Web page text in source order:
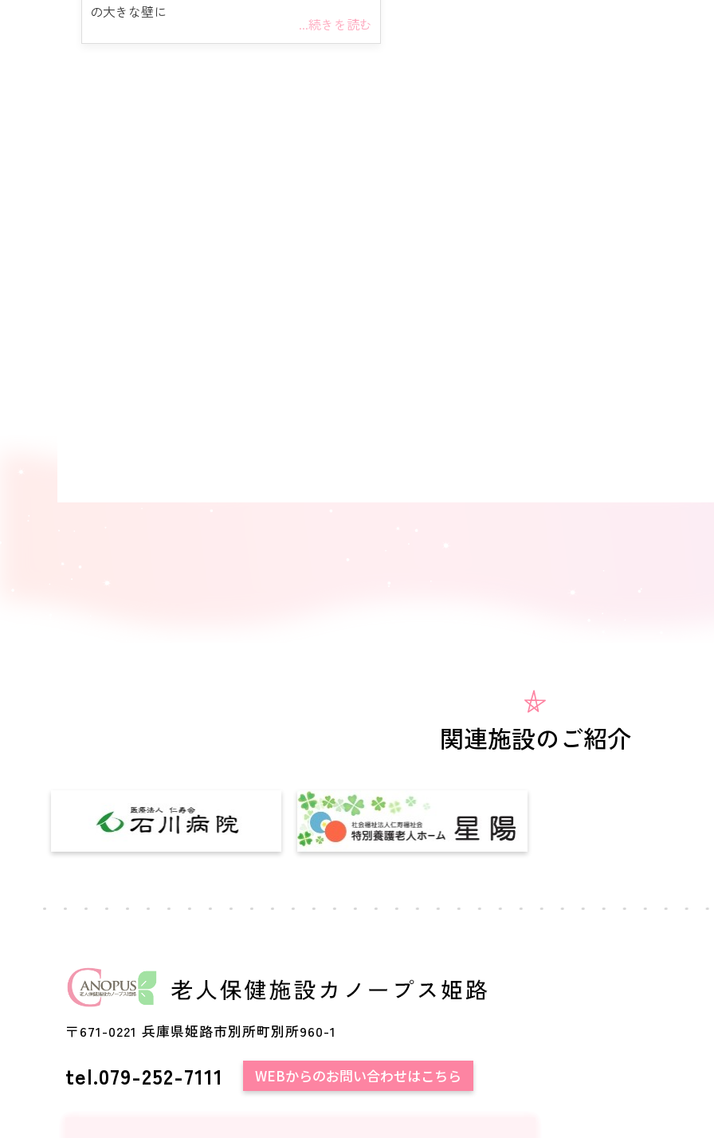
の大きな壁に
...続きを読む
関連施設のご紹介
〒671-0221 兵庫県姫路市別所町別所960-1
tel.079-252-7111 WEBからのお問い合わせはこちら